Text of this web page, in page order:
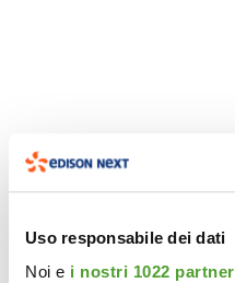
Uso responsabile dei dati
Noi e i nostri 1022 partner